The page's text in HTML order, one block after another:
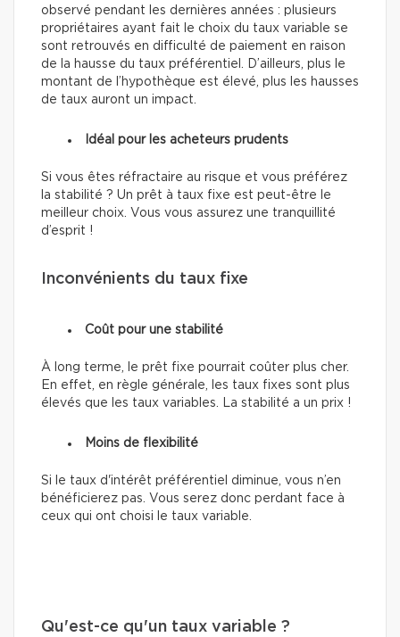
observé pendant les dernières années : plusieurs
propriétaires ayant fait le choix du taux variable se
sont retrouvés en difficulté de paiement en raison
de la hausse du taux préférentiel. D’ailleurs, plus le
montant de l’hypothèque est élevé, plus les hausses
de taux auront un impact.
Idéal pour les acheteurs prudents
Si vous êtes réfractaire au risque et vous préférez
la stabilité ? Un prêt à taux fixe est peut-être le
meilleur choix. Vous vous assurez une tranquillité
d’esprit !
Inconvénients du taux fixe
Coût pour une stabilité
À long terme, le prêt fixe pourrait coûter plus cher.
En effet, en règle générale, les taux fixes sont plus
élevés que les taux variables. La stabilité a un prix !
Moins de flexibilité
Si le taux d'intérêt préférentiel diminue, vous n’en
bénéficierez pas. Vous serez donc perdant face à
ceux qui ont choisi le taux variable.
Qu'est-ce qu'un taux variable ?